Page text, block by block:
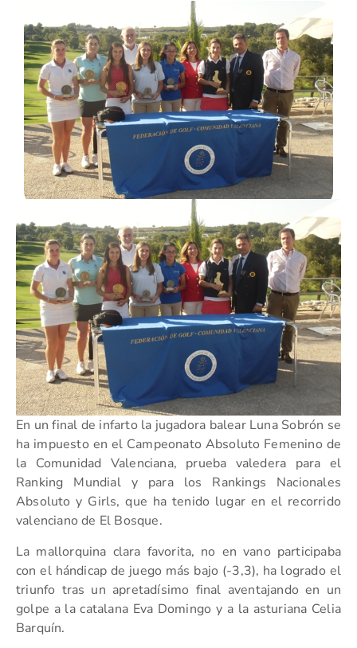
En un final de infarto la jugadora balear Luna Sobrón se
ha impuesto en el Campeonato Absoluto Femenino de
la Comunidad Valenciana, prueba valedera para el
Ranking Mundial y para los Rankings Nacionales
Absoluto y Girls, que ha tenido lugar en el recorrido
valenciano de El Bosque.
La mallorquina clara favorita, no en vano participaba
con el hándicap de juego más bajo (-3,3), ha logrado el
triunfo tras un apretadísimo final aventajando en un
golpe a la catalana Eva Domingo y a la asturiana Celia
Barquín.